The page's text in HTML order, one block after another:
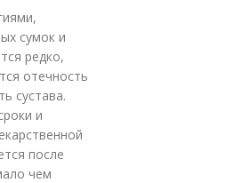
сумок и
редко,
отечность
сустава.
и
после
чем